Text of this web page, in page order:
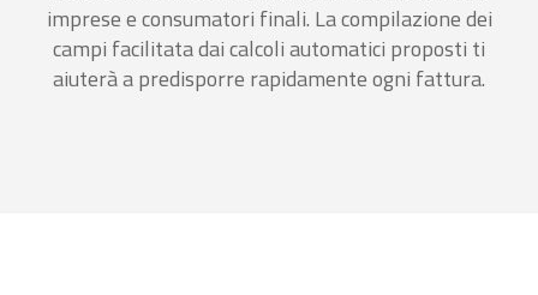
imprese e consumatori finali. La compilazione dei
campi facilitata dai calcoli automatici proposti ti
aiuterà a predisporre rapidamente ogni fattura.